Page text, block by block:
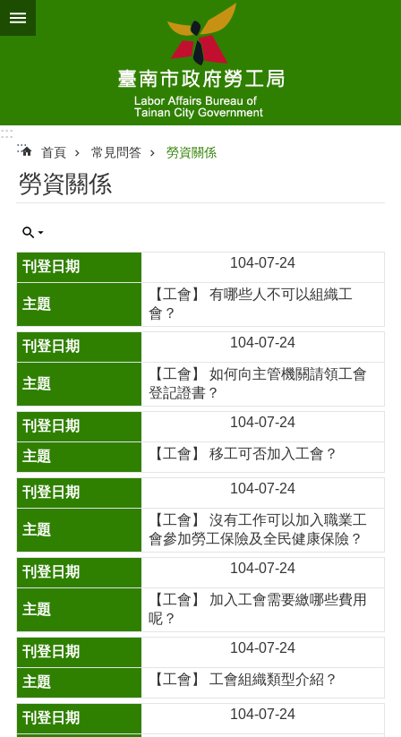
跳到主要內容區塊
:::
:::
首頁 常見問答 勞資關係
勞資關係
104-07-24
【工會】 有哪些人不可以組織工
會？
104-07-24
【工會】 如何向主管機關請領工會
登記證書？
104-07-24
【工會】 移工可否加入工會？
104-07-24
【工會】 沒有工作可以加入職業工
會參加勞工保險及全民健康保險？
104-07-24
【工會】 加入工會需要繳哪些費用
呢？
104-07-24
【工會】 工會組織類型介紹？
104-07-24